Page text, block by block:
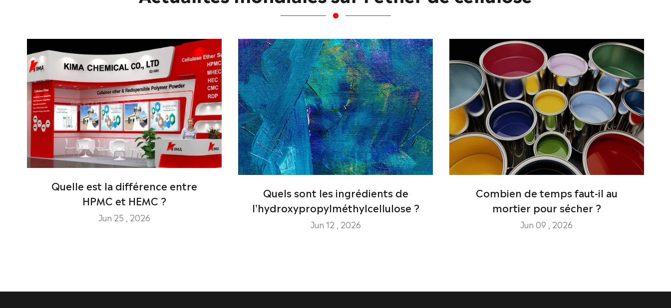
Quelle est la différence entre
HPMC et HEMC ?
Jun 25 , 2026
Quels sont les ingrédients de
l'hydroxypropylméthylcellulose ?
Jun 12 , 2026
Combien de temps faut-il au
mortier pour sécher ?
Jun 09 , 2026